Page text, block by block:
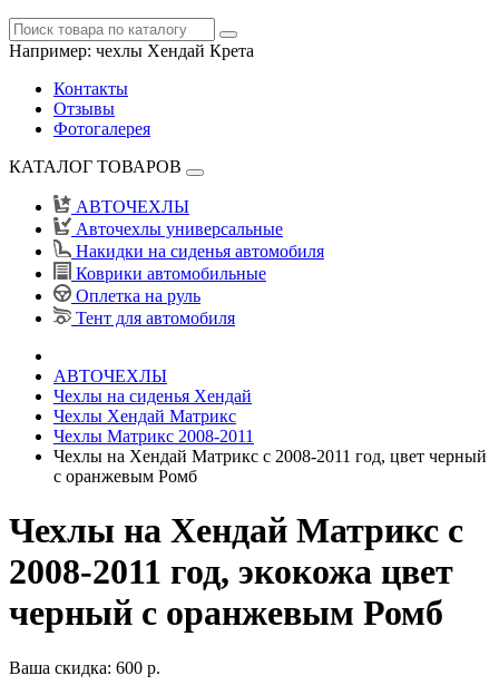
Например: чехлы Хендай Крета
Контакты
Отзывы
Фотогалерея
КАТАЛОГ ТОВАРОВ
АВТОЧЕХЛЫ
Авточехлы универсальные
Накидки на сиденья автомобиля
Коврики автомобильные
Оплетка на руль
Тент для автомобиля
АВТОЧЕХЛЫ
Чехлы на сиденья Хендай
Чехлы Хендай Матрикс
Чехлы Матрикс 2008-2011
Чехлы на Хендай Матрикс с 2008-2011 год, цвет черный
с оранжевым Ромб
Чехлы на Хендай Матрикс с
2008-2011 год, экокожа цвет
черный с оранжевым Ромб
Ваша скидка: 600 р.